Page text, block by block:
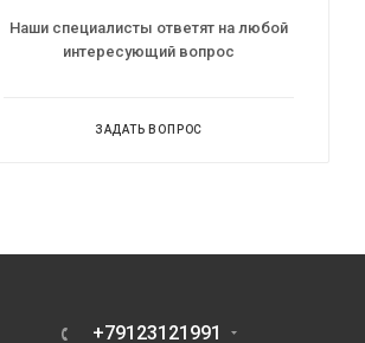
Наши специалисты ответят на любой
интересующий вопрос
ЗАДАТЬ ВОПРОС
+79123121991